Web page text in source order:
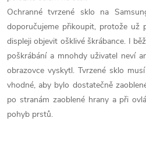
ý
p
i
s
u
Ochranné tvrzené sklo na
doporučujeme přikoupit, protože
displeji objevit ošklivé škrábance. I
poškrábání a mnohdy uživatel neví
obrazovce vyskytl. Tvrzené sklo
vhodné, aby bylo dostatečně
po stranám zaoblené hrany a při
pohyb prstů.